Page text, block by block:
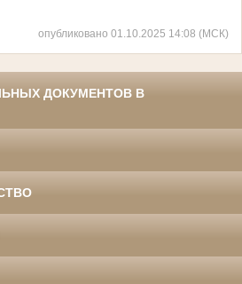
опубликовано 01.10.2025 14:08 (МСК)
ДОКУМЕНТОВ В